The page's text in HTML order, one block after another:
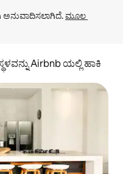
ಮೂಲ
Airbnb ಯಲ್ಲಿ ಹಾಕಿ